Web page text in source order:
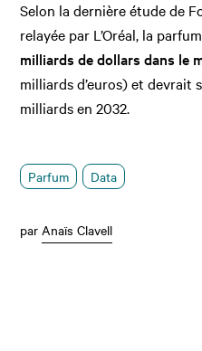
Selon la dernière étude de
relayée par L’Oréal, la
milliards de dollars dans le
milliards d’euros) et devrait
milliards en 2032.
Parfum Data
parAnaïs Clavell